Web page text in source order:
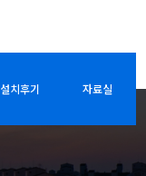
설치후기 자료실